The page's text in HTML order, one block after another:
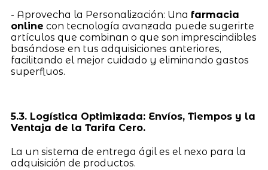
- Aprovecha la Personalización: Una farmacia
online con tecnología avanzada puede sugerirte
artículos que combinan o que son imprescindibles
basándose en tus adquisiciones anteriores,
facilitando el mejor cuidado y eliminando gastos
superfluos.
5.3. Logística Optimizada: Envíos, Tiempos y la
Ventaja de la Tarifa Cero.
La un sistema de entrega ágil es el nexo para la
adquisición de productos.